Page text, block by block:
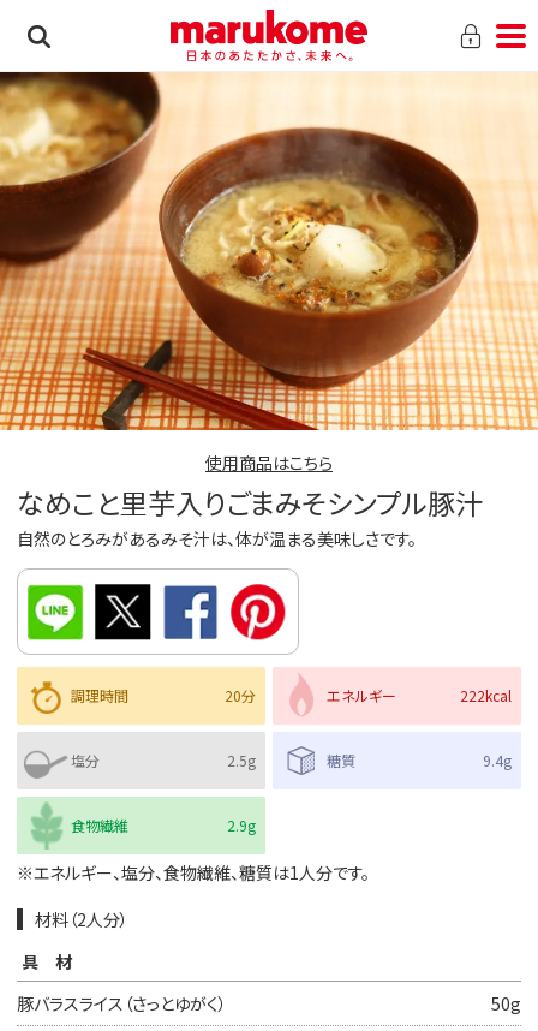
使用商品はこちら
なめこと里芋入りごまみそシンプル豚汁
自然のとろみがあるみそ汁は、体が温まる美味しさです。
調理時間 20分 エネルギー 222kcal
塩分 2.5g 糖質 9.4g
食物繊維 2.9g
※エネルギー、塩分、食物繊維、糖質は1人分です。
材料（2人分）
具材
豚バラスライス（さっとゆがく）
50g